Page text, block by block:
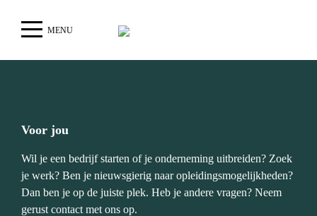
MENU
Voor jou
Wil je een bedrijf starten of je onderneming uitbreiden? Zoek
je werk? Ben je nieuwsgierig naar opleidingsmogelijkheden?
Dan ben je op de juiste plek. Heb je andere vragen? Neem
gerust contact met ons op.